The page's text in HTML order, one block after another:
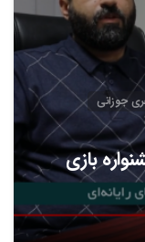
جوزانی
شبکه ۱ / جشنواره بازی